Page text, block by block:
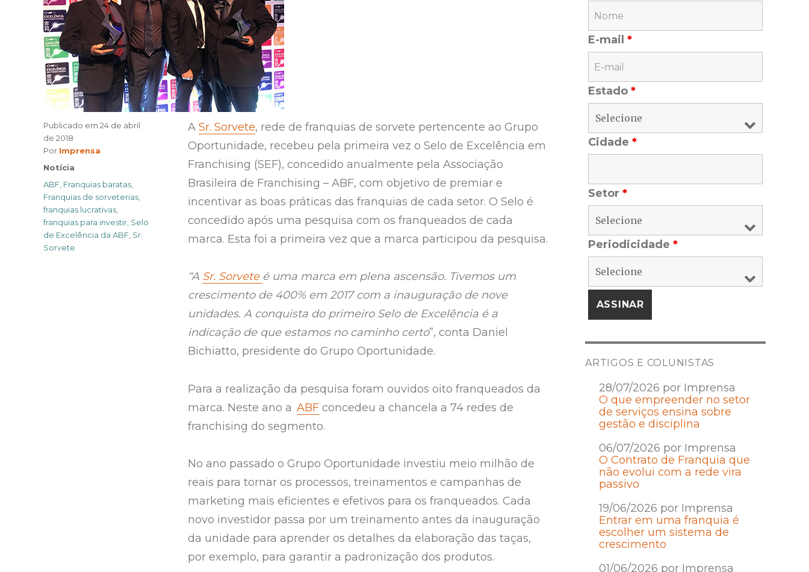
A Sr. Sorvete, rede de franquias de sorvete pertencente ao Grupo
Oportunidade, recebeu pela primeira vez o Selo de Excelência em
Franchising (SEF), concedido anualmente pela Associação
Brasileira de Franchising – ABF, com objetivo de premiar e
incentivar as boas práticas das franquias de cada setor. O Selo é
concedido após uma pesquisa com os franqueados de cada
marca. Esta foi a primeira vez que a marca participou da pesquisa.
“A Sr. Sorvete é uma marca em plena ascensão. Tivemos um
crescimento de 400% em 2017 com a inauguração de nove
unidades. A conquista do primeiro Selo de Excelência é a
indicação de que estamos no caminho certo”, conta Daniel
Bichiatto, presidente do Grupo Oportunidade.
Para a realização da pesquisa foram ouvidos oito franqueados da
marca. Neste ano a ABF concedeu a chancela a 74 redes de
franchising do segmento.
No ano passado o Grupo Oportunidade investiu meio milhão de
reais para tornar os processos, treinamentos e campanhas de
marketing mais eficientes e efetivos para os franqueados. Cada
novo investidor passa por um treinamento antes da inauguração
da unidade para aprender os detalhes da elaboração das taças,
por exemplo, para garantir a padronização dos produtos.
Publicado em 24 de abril
de 2018
Por Author
Imprensa
Categories
Notícia
Tags
ABF Franquias baratas
Franquias de sorveterias
franquias lucrativas
franquias para investir Selo
de Excelência da ABF Sr.
Sorvete
E-mail *
Estado *
Cidade *
Setor *
Periodicidade *
ARTIGOS E COLUNISTAS
28/07/2026 por Imprensa
O que empreender no setor
de serviços ensina sobre
gestão e disciplina
06/07/2026 por Imprensa
O Contrato de Franquia que
não evolui com a rede vira
passivo
19/06/2026 por Imprensa
Entrar em uma franquia é
escolher um sistema de
crescimento
01/06/2026 por Imprensa